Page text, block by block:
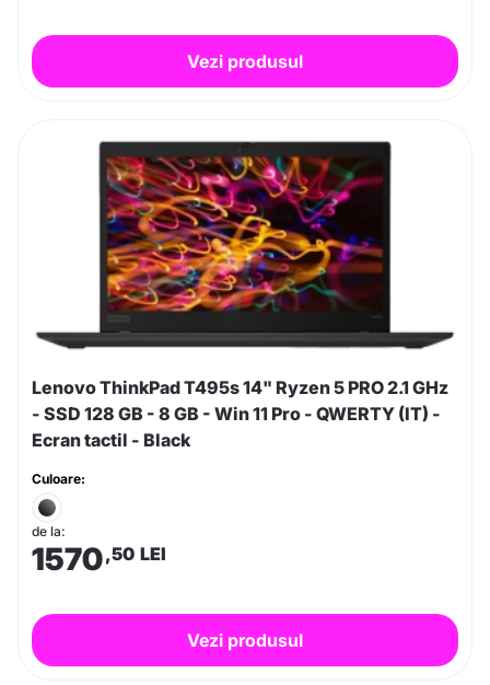
Vezi produsul
Lenovo ThinkPad T495s 14" Ryzen 5 PRO 2.1 GHz
- SSD 128 GB - 8 GB - Win 11 Pro - QWERTY (IT) -
Ecran tactil - Black
Culoare:
de la:
1570,50 LEI
Vezi produsul